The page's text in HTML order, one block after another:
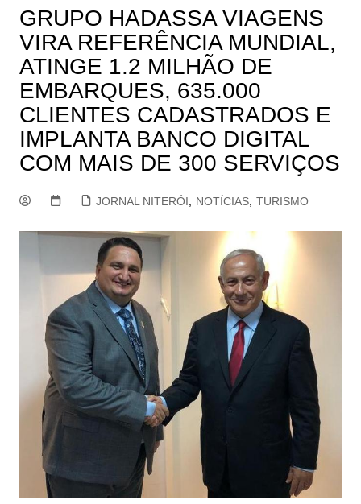
GRUPO HADASSA VIAGENS
VIRA REFERÊNCIA MUNDIAL,
ATINGE 1.2 MILHÃO DE
EMBARQUES, 635.000
CLIENTES CADASTRADOS E
IMPLANTA BANCO DIGITAL
COM MAIS DE 300 SERVIÇOS
JORNAL NITERÓI NOTÍCIAS, TURISMO